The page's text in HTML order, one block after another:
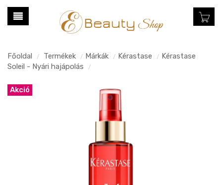
Főoldal / Termékek / Márkák / Kérastase / Kérastase
Soleil - Nyári hajápolás
/
Akció